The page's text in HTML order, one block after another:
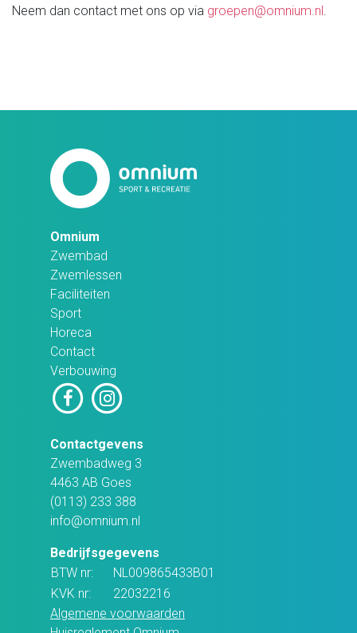
Neem dan contact met ons op via groepen@omnium.nl
Omnium
Zwembad
Zwemlessen
Faciliteiten
Sport
Horeca
Contact
Verbouwing
Contactgevens
Zwembadweg 3
4463 AB Goes
(0113) 233 388
info@omnium.nl
Bedrijfsgegevens
BTW nr:
NL009865433B01
KVK nr:
22032216
Algemene voorwaarden